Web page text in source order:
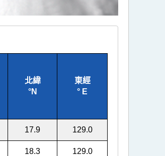
北緯
°N
東經
° E
17.9 129.0
18.3 129.0